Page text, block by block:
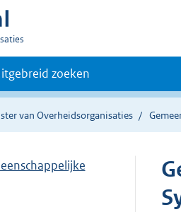
zoeken
van Overheidsorganisaties